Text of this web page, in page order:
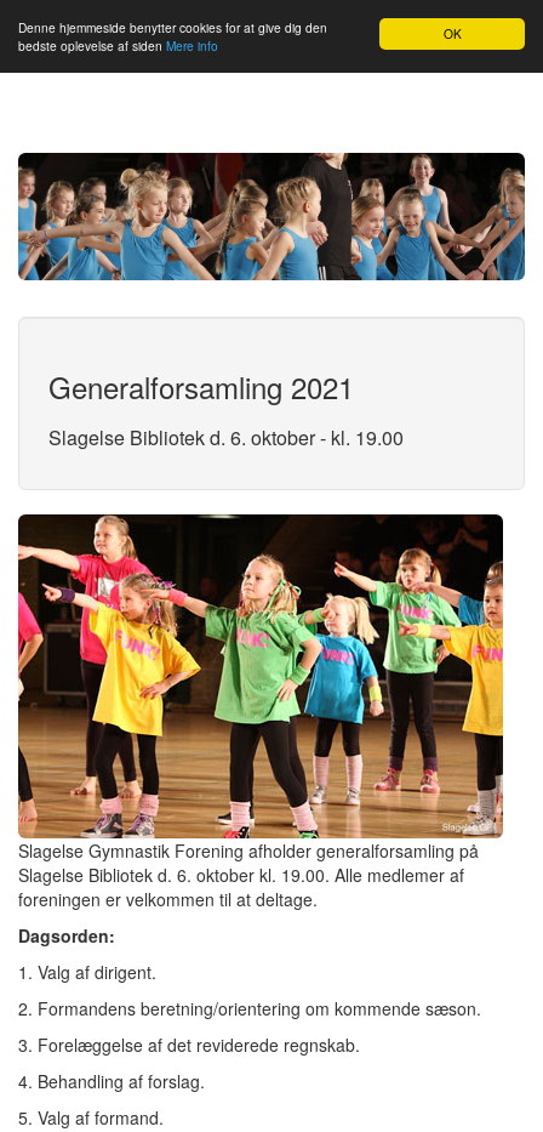
OK
Denne hjemmeside benytter cookies for at give dig den
bedste oplevelse af siden Mere info
Slagelse GF
Generalforsamling 2021
Slagelse Bibliotek d. 6. oktober - kl. 19.00
Slagelse Gymnastik Forening afholder generalforsamling på
Slagelse Bibliotek d. 6. oktober kl. 19.00. Alle medlemer af
foreningen er velkommen til at deltage.
Dagsorden:
1. Valg af dirigent.
2. Formandens beretning/orientering om kommende sæson.
3. Forelæggelse af det reviderede regnskab.
4. Behandling af forslag.
5. Valg af formand.